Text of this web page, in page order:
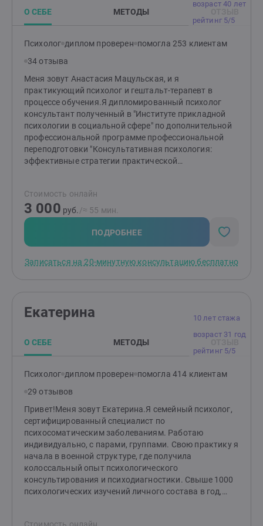
возраст 40 лет
рейтинг 5/5
О СЕБЕ МЕТОДЫ
Психолог диплом проверен помогла 253 клиентам
34 отзыва
Меня зовут Анастасия Мацульская, и я
практикующий психолог и гештальт-терапевт в
процессе обучения.Я дипломированный психолог
консультант полученный в "Институте прикладной
психологии в социальной сфере" по дополнительной
профессиональной программе профессиональной
переподготовки "Консультативная психология:
эффективные стратегии практической
постоянно стремлюсь к саморазвитию и обучению в
своей профессии. поэтому получаю образование в
направлении гештальт терапии в Московском
Гештальт Институте. Моя неутолимая потребность -
любопытство и интерес к людям, их историям,
значение в познании и понимании психологических
верю, что каждый человек имеет свою уникальную
доверительное пространство для разговора и работы
с моими клиентами.Моя цель - помочь людям
благополучие.Я сопровождаю клиентов на их пути
трудностей.
Стоимость онлайн
3 000 руб. /≈ 55 мин.
ПОДРОБНЕЕ
Записаться на 20-минутную консультацию бесплатно
10 лет стажа
возраст 31 год
рейтинг 5/5
Екатерина
О СЕБЕ МЕТОДЫ
Психолог диплом проверен помогла 414 клиентам
29 отзывов
Привет!Меня зовут Екатерина.Я семейный психолог,
сертифицированный специалист по
психосоматическим заболеваниям. Работаю
индивидуально, с парами, группами. Свою практику я
начала в военной структуре, где получила
колоссальный опыт психологического
консультирования и психодиагностики. Свыше 1000
психологических изучений личного состава в год,